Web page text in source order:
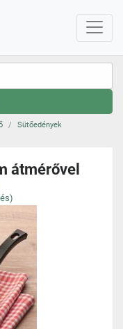
Sütőedények
átmérővel